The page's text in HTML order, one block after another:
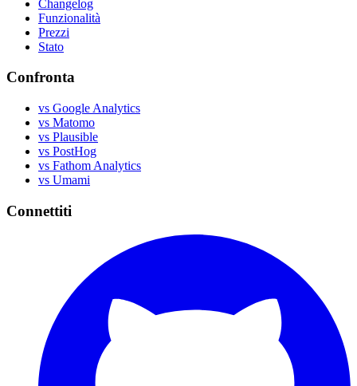
Changelog
Funzionalità
Prezzi
Stato
Confronta
vs Google Analytics
vs Matomo
vs Plausible
vs PostHog
vs Fathom Analytics
vs Umami
Connettiti